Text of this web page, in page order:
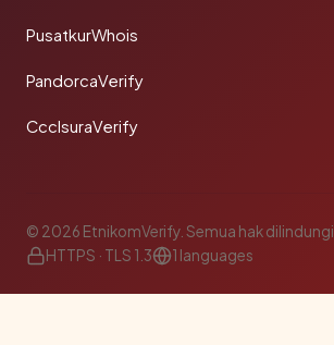
PusatkurWhois
PandorcaVerify
CcclsuraVerify
© 2026 EtnikomVerify. Semua hak dilindungi.
HTTPS · TLS 1.3
1 languages